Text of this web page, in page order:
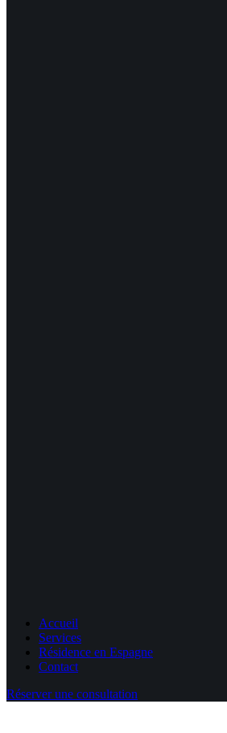
Accueil
Services
Résidence en Espagne
Contact
Réserver une consultation